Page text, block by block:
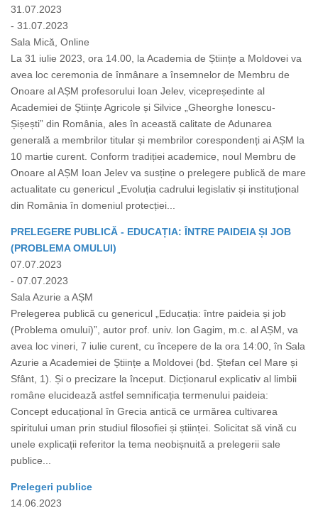
31.07.2023
- 31.07.2023
Sala Mică, Online
La 31 iulie 2023, ora 14.00, la Academia de Științe a Moldovei va
avea loc ceremonia de înmânare a însemnelor de Membru de
Onoare al AȘM profesorului Ioan Jelev, vicepreședinte al
Academiei de Științe Agricole și Silvice „Gheorghe Ionescu-
Șișești” din România, ales în această calitate de Adunarea
generală a membrilor titular și membrilor corespondenți ai AȘM la
10 martie curent. Conform tradiției academice, noul Membru de
Onoare al AȘM Ioan Jelev va susține o prelegere publică de mare
actualitate cu genericul „Evoluția cadrului legislativ și instituțional
din România în domeniul protecției...
PRELEGERE PUBLICĂ - EDUCAȚIA: ÎNTRE PAIDEIA ȘI JOB
(PROBLEMA OMULUI)
07.07.2023
- 07.07.2023
Sala Azurie a AȘM
Prelegerea publică cu genericul „Educația: între paideia și job
(Problema omului)”, autor prof. univ. Ion Gagim, m.c. al AȘM, va
avea loc vineri, 7 iulie curent, cu începere de la ora 14:00, în Sala
Azurie a Academiei de Științe a Moldovei (bd. Ștefan cel Mare și
Sfânt, 1). Și o precizare la început. Dicționarul explicativ al limbii
române elucidează astfel semnificația termenului paideia:
Concept educațional în Grecia antică ce urmărea cultivarea
spiritului uman prin studiul filosofiei și științei. Solicitat să vină cu
unele explicații referitor la tema neobișnuită a prelegerii sale
publice...
Prelegeri publice
14.06.2023